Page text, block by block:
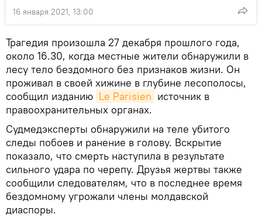
16 января 2021, 13:00
Трагедия произошла 27 декабря прошлого года,
около 16.30, когда местные жители обнаружили в
лесу тело бездомного без признаков жизни. Он
проживал в своей хижине в глубине лесополосы,
сообщил изданию Le Parisien источник в
правоохранительных органах.
Судмедэксперты обнаружили на теле убитого
следы побоев и ранение в голову. Вскрытие
показало, что смерть наступила в результате
сильного удара по черепу. Друзья жертвы также
сообщили следователям, что в последнее время
бездомному угрожали члены молдавской
диаспоры.